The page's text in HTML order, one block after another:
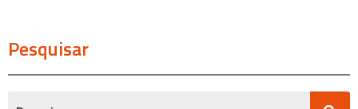
Pesquisar